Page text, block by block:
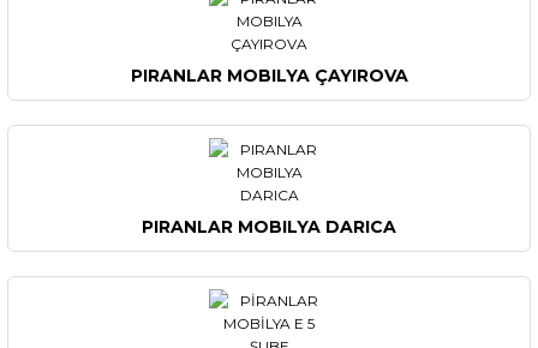
PIRANLAR MOBILYA ÇAYIROVA
PIRANLAR MOBILYA DARICA